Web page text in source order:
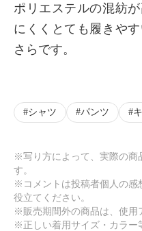
ポリエステルの混紡
にくくとても履きや
さらです。
シャツ パンツ
※写り方によって、実際の商
す。
※コメントは投稿者個人の感
役立てください。
※販売期間外の商品は、使用
※正しい着用サイズ・カラー